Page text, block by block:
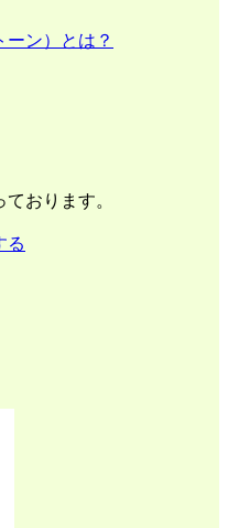
ーン）とは？
おります。